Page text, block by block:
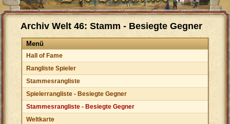
Archiv Welt 46: Stamm - Besiegte Gegner
Menü
Hall of Fame
Rangliste Spieler
Stammesrangliste
Spielerrangliste - Besiegte Gegner
Stammesrangliste - Besiegte Gegner
Weltkarte